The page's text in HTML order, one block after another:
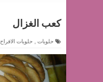
كعب الغزال
حلويات حلويات الافراح